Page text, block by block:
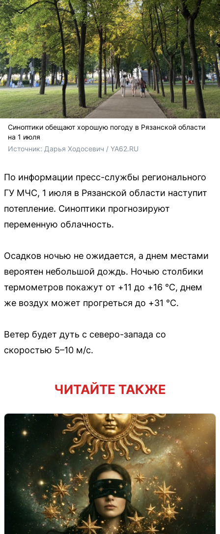
Синоптики обещают хорошую погоду в Рязанской области
на 1 июля
Источник: Дарья Ходосевич / YA62.RU
По информации пресс-службы регионального
ГУ МЧС, 1 июля в Рязанской области наступит
потепление. Синоптики прогнозируют
переменную облачность.
Осадков ночью не ожидается, а днем местами
вероятен небольшой дождь. Ночью столбики
термометров покажут от +11 до +16 °C, днем
же воздух может прогреться до +31 °C.
Ветер будет дуть с северо-запада со
скоростью 5–10 м/с.
ЧИТАЙТЕ ТАКЖЕ